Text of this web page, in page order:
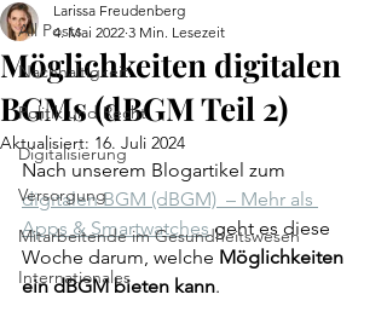
All Posts
Nachhaltigkeit
Politik und Recht
Digitalisierung
Versorgung
Mitarbeitende im Gesundheitswesen
Internationales
Möglichkeiten digitalen
BGMs (dBGM Teil 2)
Larissa Freudenberg
4. Mai 2022 3 Min. Lesezeit
Aktualisiert: 16. Juli 2024
Nach unserem Blogartikel zum
digitalen BGM (dBGM) – Mehr als
Apps & Smartwatches geht es diese
Woche darum, welche Möglichkeiten
ein dBGM bieten kann.